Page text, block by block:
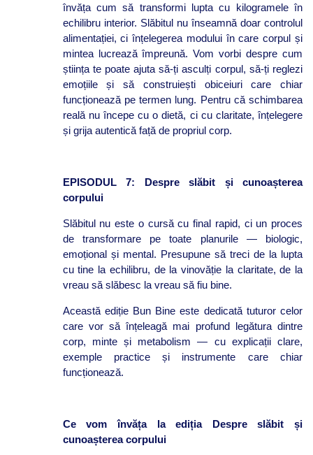
învăța cum să transformi lupta cu kilogramele în
echilibru interior. Slăbitul nu înseamnă doar controlul
alimentației, ci înțelegerea modului în care corpul și
mintea lucrează împreună. Vom vorbi despre cum
știința te poate ajuta să-ți asculți corpul, să-ți reglezi
emoțiile și să construiești obiceiuri care chiar
funcționează pe termen lung. Pentru că schimbarea
reală nu începe cu o dietă, ci cu claritate, înțelegere
și grija autentică față de propriul corp.
EPISODUL 7: Despre slăbit și cunoașterea
corpului
Slăbitul nu este o cursă cu final rapid, ci un proces
de transformare pe toate planurile — biologic,
emoțional și mental. Presupune să treci de la lupta
cu tine la echilibru, de la vinovăție la claritate, de la
vreau să slăbesc la vreau să fiu bine.
Această ediție Bun Bine este dedicată tuturor celor
care vor să înțeleagă mai profund legătura dintre
corp, minte și metabolism — cu explicații clare,
exemple practice și instrumente care chiar
funcționează.
Ce vom învăța la ediția Despre slăbit și
cunoașterea corpului